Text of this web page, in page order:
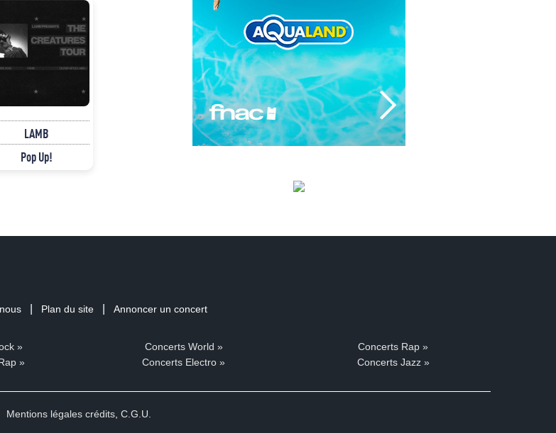
LAMB
Pop Up!
Plan du site Annoncer un concert
»
»
Concerts World »
Concerts Electro »
Concerts Rap »
Concerts Jazz »
Mentions légales crédits C.G.U.